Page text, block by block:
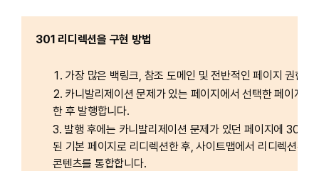
301 리디렉션을 구현 방법
가장 많은 백링크, 참조 도메인 및 전반적인 페이지 권한
카니발리제이션 문제가 있는 페이지에서 선택한 페이지로
한 후 발행합니다.
발행 후에는 카니발리제이션 문제가 있던 페이지에 301
된 기본 페이지로 리디렉션한 후, 사이트맵에서 리디렉션된
콘텐츠를 통합합니다.